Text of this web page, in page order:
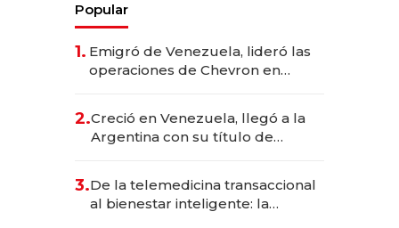
Popular
1. Emigró de Venezuela, lideró las
operaciones de Chevron en
2.Creció en Venezuela, llegó a la
Argentina con su título de
las marcas "fast premium"
3.De la telemedicina transaccional
al bienestar inteligente: la